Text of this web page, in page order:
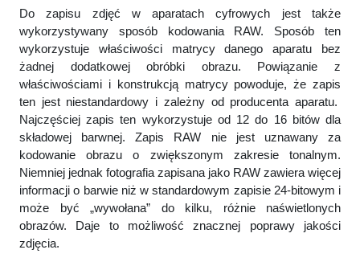
Do zapisu zdjęć w aparatach cyfrowych jest także
wykorzystywany sposób kodowania RAW. Sposób ten
wykorzystuje właściwości matrycy danego aparatu bez
żadnej dodatkowej obróbki obrazu. Powiązanie z
właściwościami i konstrukcją matrycy powoduje, że zapis
ten jest niestandardowy i zależny od producenta aparatu.
Najczęściej zapis ten wykorzystuje od 12 do 16 bitów dla
składowej barwnej. Zapis RAW nie jest uznawany za
kodowanie obrazu o zwiększonym zakresie tonalnym.
Niemniej jednak fotografia zapisana jako RAW zawiera więcej
informacji o barwie niż w standardowym zapisie 24-bitowym i
może być „wywołana” do kilku, różnie naświetlonych
obrazów. Daje to możliwość znacznej poprawy jakości
zdjęcia.